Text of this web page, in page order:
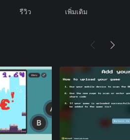
รีวิว เพิ่มเติม